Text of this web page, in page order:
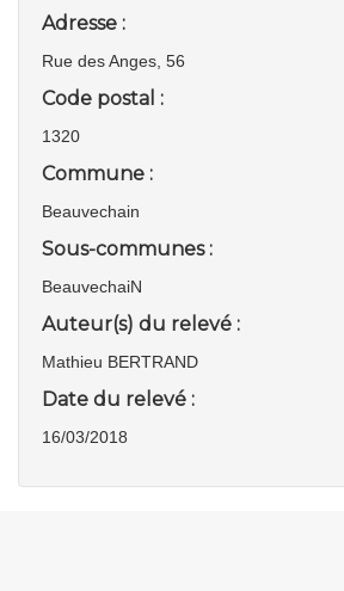
Adresse :
Rue des Anges, 56
Code postal :
1320
Commune :
Beauvechain
Sous-communes :
BeauvechaiN
Auteur(s) du relevé :
Mathieu BERTRAND
Date du relevé :
16/03/2018